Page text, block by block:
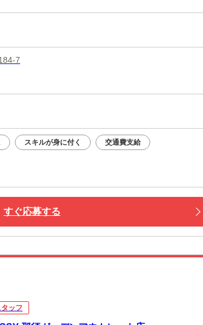
7
スキルが身に付く 交通費支給
すぐ応募する
ッフ